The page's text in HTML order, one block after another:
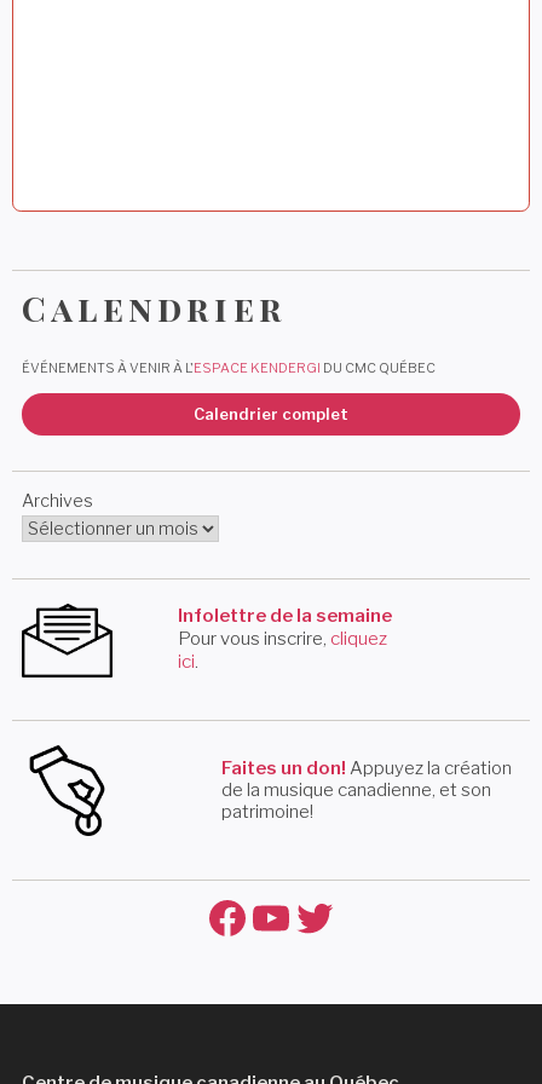
Calendrier
ÉVÉNEMENTS À VENIR À L'ESPACE KENDERGI DU CMC QUÉBEC
Calendrier complet
Archives
Infolettre de la semaine
Pour vous inscrire, cliquez
ici.
Faites un don! Appuyez la création
de la musique canadienne, et son
patrimoine!
Facebook
YouTube
Twitter